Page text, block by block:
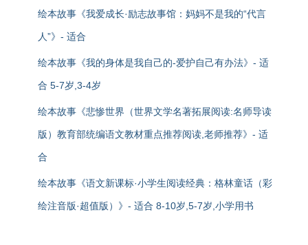
绘本故事《我爱成长·励志故事馆：妈妈不是我的“代言
人”》- 适合
绘本故事《我的身体是我自己的-爱护自己有办法》- 适
合 5-7岁,3-4岁
绘本故事《悲惨世界（世界文学名著拓展阅读:名师导读
版）教育部统编语文教材重点推荐阅读,老师推荐》- 适
合
绘本故事《语文新课标·小学生阅读经典：格林童话（彩
绘注音版·超值版）》- 适合 8-10岁,5-7岁,小学用书